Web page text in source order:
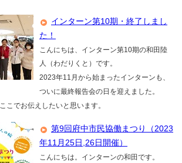
インターン第10期・終了しまし
た！
こんにちは、インターン第10期の和田陸
人（わだりくと）です。
2023年11月から始まったインターンも、
ついに最終報告会の日を迎えました。
こでお伝えしたいと思います。
第9回府中市民協働まつり（2023
年11月25日,26日開催）
こんにちは。インターンの和田です。